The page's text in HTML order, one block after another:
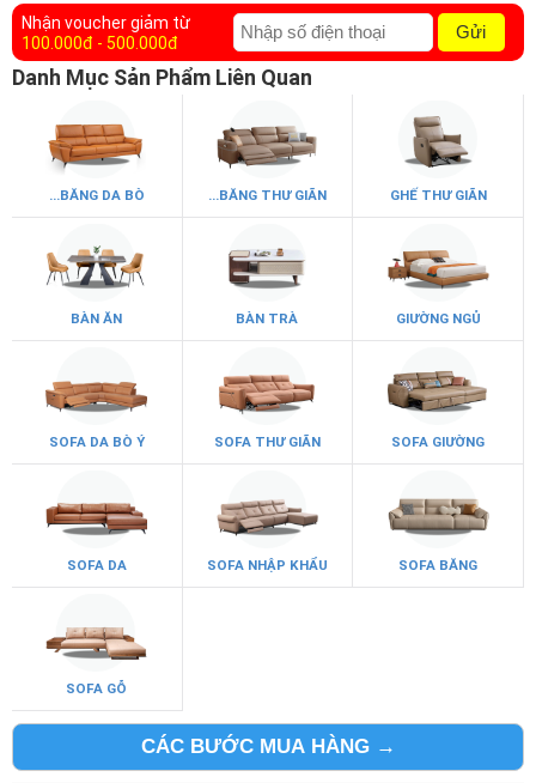
Nhận voucher giảm từ
100.000đ - 500.000đ
Gửi
Danh Mục Sản Phẩm Liên Quan
...BĂNG DA BÒ ...BĂNG THƯ GIÃN GHẾ THƯ GIÃN
BÀN ĂN BÀN TRÀ GIƯỜNG NGỦ
SOFA DA BÒ Ý SOFA THƯ GIÃN SOFA GIƯỜNG
SOFA DA SOFA NHẬP KHẨU SOFA BĂNG
SOFA GỖ
CÁC BƯỚC MUA HÀNG →